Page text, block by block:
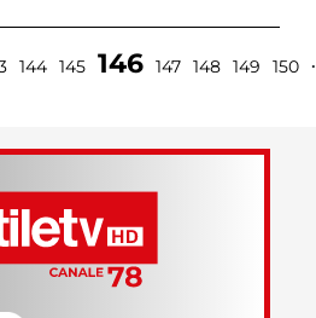
144 145 146 147 148 149 150